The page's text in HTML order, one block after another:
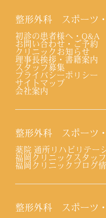
整形外科 スポーツ
初診の患者様へ・Q&A
お問い合わせ・ご予約
クリニックお知らせ
理事長挨拶・書籍案内
スタッフ募集
プライバシーポリシー
サイトマップ
会社案内
整形外科 スポーツ
薬院 通所リハビリテー
福岡クリニックスタッ
福岡クリニックブログ
整形外科 スポーツ